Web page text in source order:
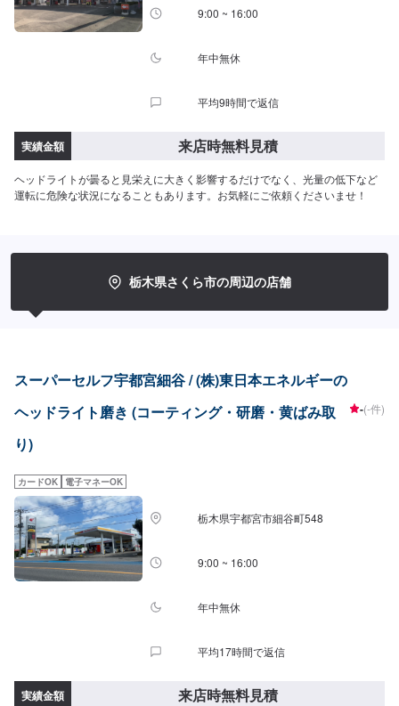
9:00 ~ 16:00
年中無休
平均9時間で返信
実績金額 来店時無料見積
ヘッドライトが曇ると見栄えに大きく影響するだけでなく、光量の低下など
運転に危険な状況になることもあります。お気軽にご依頼くださいませ！
栃木県さくら市の周辺の店舗
スーパーセルフ宇都宮細谷 / (株)東日本エネルギーの
ヘッドライト磨き (コーティング・研磨・黄ばみ取
り)
-(-件)
カードOK 電子マネーOK
栃木県宇都宮市細谷町548
9:00 ~ 16:00
年中無休
平均17時間で返信
実績金額 来店時無料見積